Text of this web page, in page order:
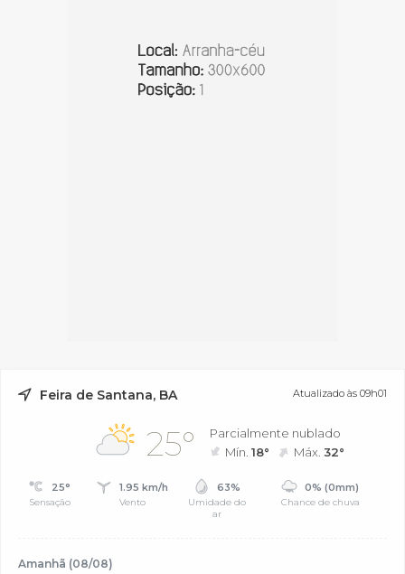
Feira de Santana, BA Atualizado às 09h01
25°
Parcialmente nublado
Mín.18° Máx.32°
25°
Sensação
1.95 km/h
Vento
63%
Umidade do
ar
0% (0mm)
Chance de chuva
Amanhã (08/08)